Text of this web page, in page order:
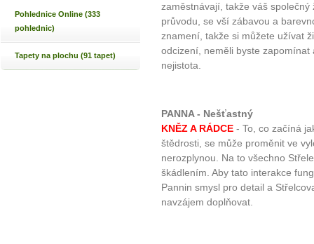
Pohlednice Online (333
pohlednic)
Tapety na plochu (91 tapet)
zaměstnávají, takže váš
průvodu, se vší zábavou a
znamení, takže si můžete užívat
odcizení, neměli byste
nejistota.
PANNA - Nešťastný
KNĚZ A RÁDCE - To, co začíná
štědrosti, se může proměnit ve
nerozplynou. Na to všechno
škádlením. Aby tato interakce
Pannin smysl pro detail a
navzájem doplňovat.